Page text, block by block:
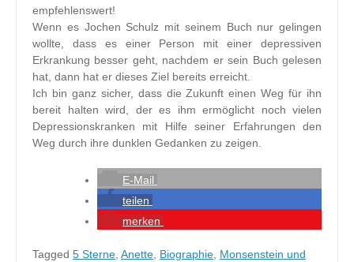
empfehlenswert!
Wenn es Jochen Schulz mit seinem Buch nur gelingen
wollte, dass es einer Person mit einer depressiven
Erkrankung besser geht, nachdem er sein Buch gelesen
hat, dann hat er dieses Ziel bereits erreicht.
Ich bin ganz sicher, dass die Zukunft einen Weg für ihn
bereit halten wird, der es ihm ermöglicht noch vielen
Depressionskranken mit Hilfe seiner Erfahrungen den
Weg durch ihre dunklen Gedanken zu zeigen.
E-Mail
teilen
merken
Tagged 5 Sterne Anette Biographie Monsenstein und